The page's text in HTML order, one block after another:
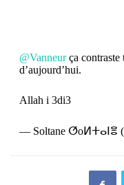
@Vanneurça contraste
d’aujourd’hui.
Allah i 3di3
— Soltane ⵚoⵍⵜⴰⵏⴻ